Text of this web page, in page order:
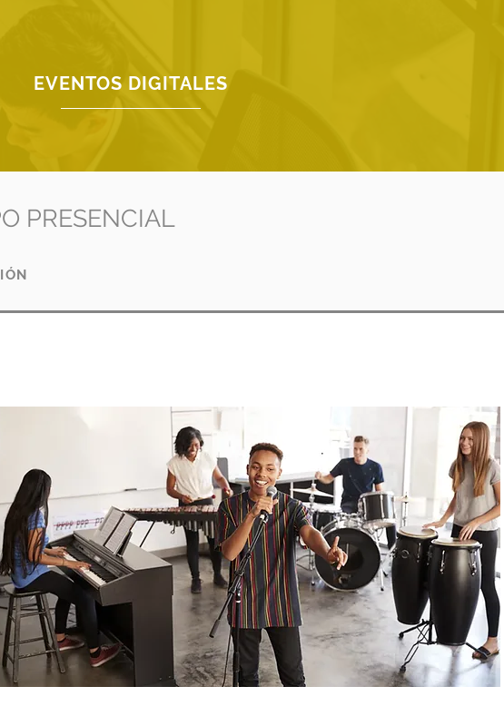
EVENTOS DIGITALES
PRESENCIAL